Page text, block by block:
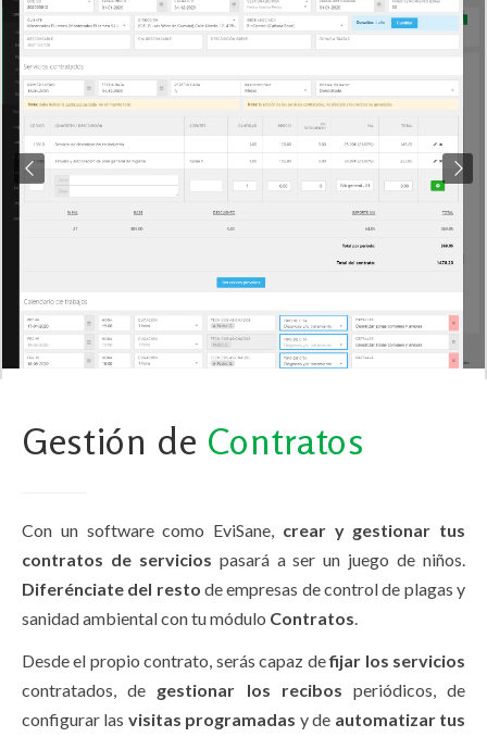
Gestión de Contratos
Con un software como EviSane, crear y gestionar tus
contratos de servicios pasará a ser un juego de niños.
Diferénciate del resto de empresas de control de plagas y
sanidad ambiental con tu módulo Contratos.
Desde el propio contrato, serás capaz defijar los servicios
contratados, de gestionar los recibos periódicos, de
configurar las visitas programadas y de automatizar tus